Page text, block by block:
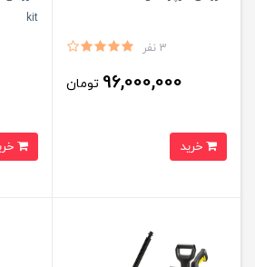
3 نفر
96,000,000 تومان
kit